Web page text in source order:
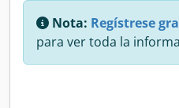
Nota: Regístrese
para ver toda la